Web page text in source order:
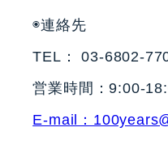
◉連絡先
TEL： 03-6802-
営業時間：9:00-
E-mail：